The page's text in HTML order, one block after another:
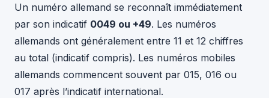
Un numéro allemand se reconnaît immédiatement
par son indicatif 0049 ou +49. Les numéros
allemands ont généralement entre 11 et 12 chiffres
au total (indicatif compris). Les numéros mobiles
allemands commencent souvent par 015, 016 ou
017 après l’indicatif international.